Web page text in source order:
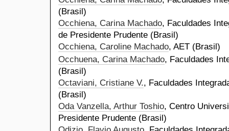
(Brasil)
Occhiena, Carina Machado, Faculdades
de Presidente Prudente (Brasil)
Occhiena, Caroline Machado, AET (Brasil)
Occhuena, Carina Machado, Faculdades
(Brasil)
Octaviani, Cristiane V., Faculdades
(Brasil)
Oda Vanzella, Arthur Toshio, Centro
Presidente Prudente (Brasil)